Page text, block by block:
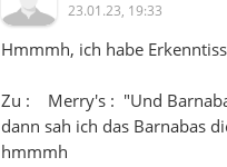
23.01.23, 19:33
Hmmmh, ich habe
Zu : Merry's : "Und
dann sah ich das Barnabas
hmmmh